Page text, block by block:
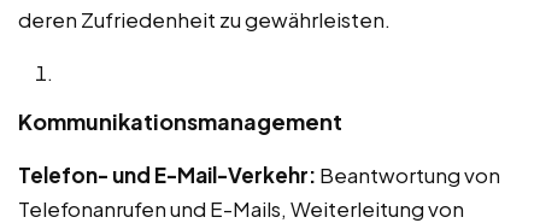
deren Zufriedenheit zu gewährleisten.
Kommunikationsmanagement
Telefon- und E-Mail-Verkehr: Beantwortung von
Telefonanrufen und E-Mails, Weiterleitung von